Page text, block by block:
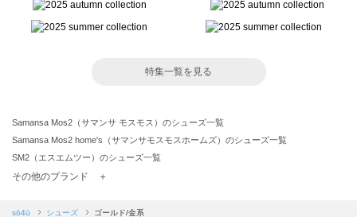
特集一覧を見る
Samansa Mos2（サマンサ モスモス）のシューズ一覧
Samansa Mos2 home's（サマンサモスモスホームズ）のシューズ一覧
SM2（エスエムツー）のシューズ一覧
TSUHARU by Samansa Mos2（ツハルバイサマンサモスモス）のシューズ一覧
Samansa Mos2 blue（サマンサモスモス ブルー）のシューズ一覧
その他のブランド ＋
sō4ū シューズ ゴールド/金系